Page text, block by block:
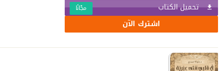
تحميل الكتاب مجّانًا
اشترك الآن